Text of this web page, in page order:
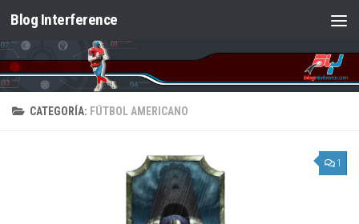
Saltar al contenido
Blog Interference
CATEGORÍA: FÚTBOL AMERICANO
1